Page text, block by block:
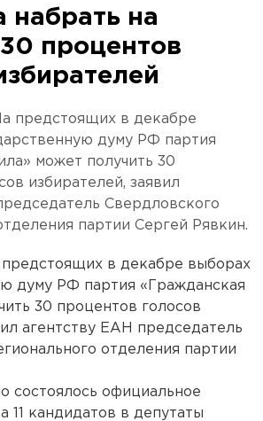
набрать на
процентов
предстоящих в декабре
думу РФ партия
может получить 30
избирателей, заявил
Свердловского
партии Сергей Рявкин.
предстоящих в декабре выборах
думу РФ партия «Гражданская
30 процентов голосов
агентству ЕАН председатель
отделения партии
состоялось официальное
11 кандидатов в депутаты